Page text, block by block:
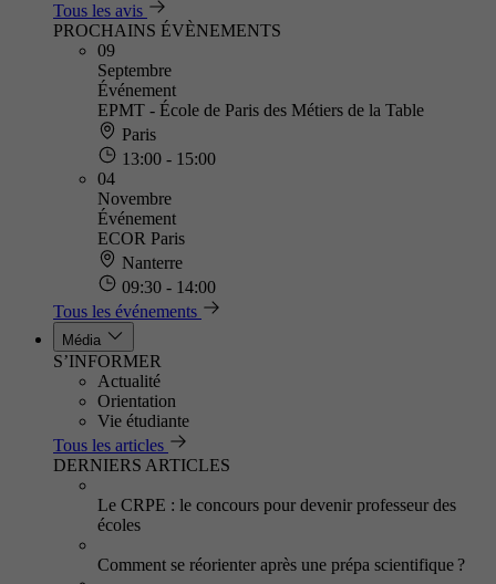
Tous les avis
PROCHAINS ÉVÈNEMENTS
09
Septembre
Événement
EPMT - École de Paris des Métiers de la Table
Paris
13:00 - 15:00
04
Novembre
Événement
ECOR Paris
Nanterre
09:30 - 14:00
Tous les événements
Média
S’INFORMER
Actualité
Orientation
Vie étudiante
Tous les articles
DERNIERS ARTICLES
Le CRPE : le concours pour devenir professeur des
écoles
Comment se réorienter après une prépa scientifique ?